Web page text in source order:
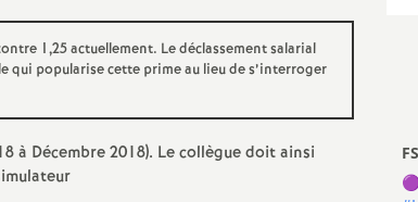
1,25 actuellement. Le déclassement salarial
qui popularise cette prime au lieu de s’interroger
à Décembre 2018). Le collègue doit ainsi